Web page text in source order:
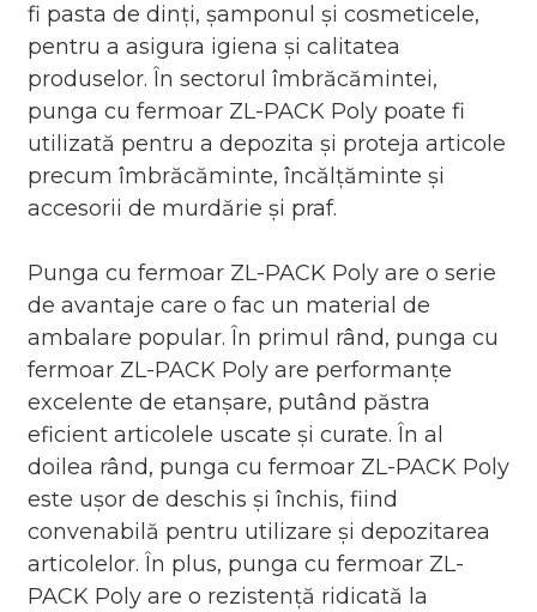
fi pasta de dinți, șamponul și cosmeticele,
pentru a asigura igiena și calitatea
produselor. În sectorul îmbrăcămintei,
punga cu fermoar ZL-PACK Poly poate fi
utilizată pentru a depozita și proteja articole
precum îmbrăcăminte, încălțăminte și
accesorii de murdărie și praf.
Punga cu fermoar ZL-PACK Poly are o serie
de avantaje care o fac un material de
ambalare popular. În primul rând, punga cu
fermoar ZL-PACK Poly are performanțe
excelente de etanșare, putând păstra
eficient articolele uscate și curate. În al
doilea rând, punga cu fermoar ZL-PACK Poly
este ușor de deschis și închis, fiind
convenabilă pentru utilizare și depozitarea
articolelor. În plus, punga cu fermoar ZL-
PACK Poly are o rezistență ridicată la